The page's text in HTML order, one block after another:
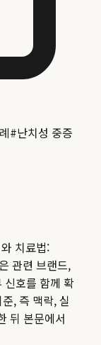
#난치성 중증
치료법:
관련 브랜드,
신호를 함께 확
, 즉 맥락, 실
뒤 본문에서